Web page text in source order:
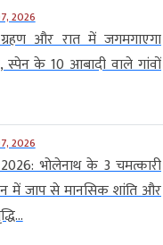
2026
और रात में जगमगाएगा
के 10 आबादी वाले गांवों
2026
भोलेनाथ के 3 चमत्कारी
में जाप से मानसिक शांति और